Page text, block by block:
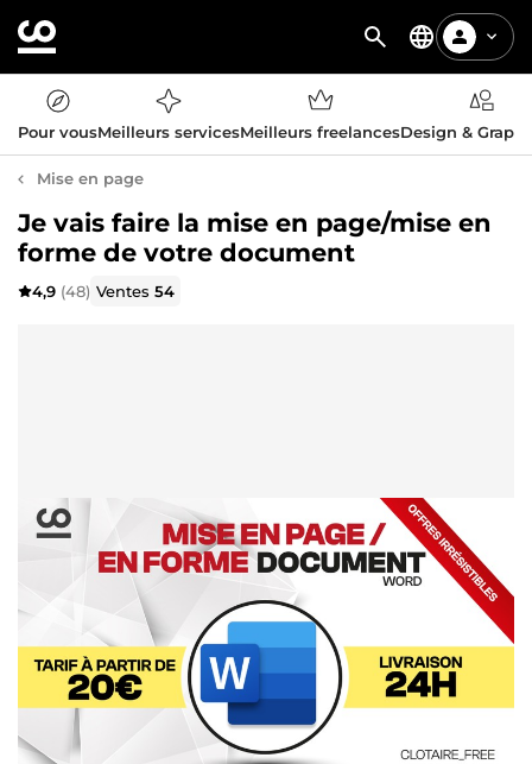
Pour vousMeilleurs servicesMeilleurs freelancesDesign &
Mise en page
Je vais faire la mise en page/mise en
forme de votre document
4,9 (48) Ventes54